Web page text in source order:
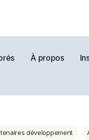
À propos
développement